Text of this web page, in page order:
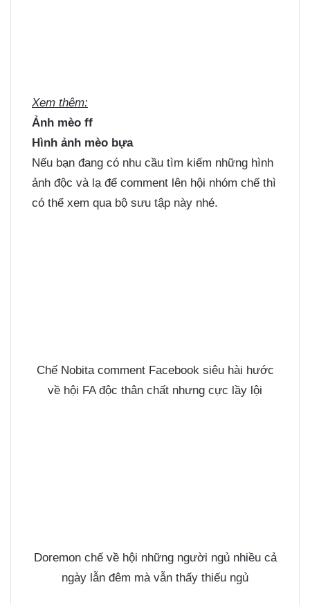
Xem thêm:
Ảnh mèo ff
Hình ảnh mèo bựa
Nếu bạn đang có nhu cầu tìm kiếm những hình
ảnh độc và lạ để comment lên hội nhóm chế thì
có thể xem qua bộ sưu tập này nhé.
Chế Nobita comment Facebook siêu hài hước
về hội FA độc thân chất nhưng cực lầy lội
Doremon chế về hội những người ngủ nhiều cả
ngày lẫn đêm mà vẫn thấy thiếu ngủ